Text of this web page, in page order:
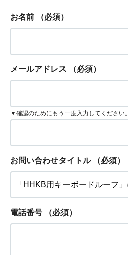
お名前 （必須）
メールアドレス （必須）
▼確認のためにもう一度入力してください。
お問い合わせタイトル （必須）
電話番号 （必須）